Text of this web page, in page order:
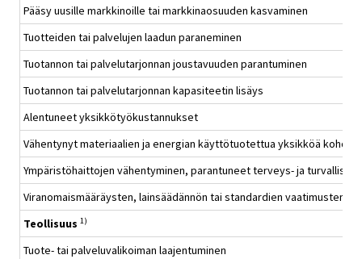
Pääsy uusille markkinoille tai markkinaosuuden kasvaminen
Tuotteiden tai palvelujen laadun paraneminen
Tuotannon tai palvelutarjonnan joustavuuden parantuminen
Tuotannon tai palvelutarjonnan kapasiteetin lisäys
Alentuneet yksikkötyökustannukset
Vähentynyt materiaalien ja energian käyttötuotettua yksikköä kohden
Ympäristöhaittojen vähentyminen, parantuneet terveys- ja
Viranomaismääräysten, lainsäädännön tai standardien vaatimusten
Teollisuus 1)
Tuote- tai palveluvalikoiman laajentuminen